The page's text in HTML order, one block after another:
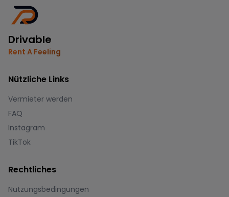
Drivable
Rent A Feeling
Nützliche Links
Vermieter werden
FAQ
Instagram
TikTok
Rechtliches
Nutzungsbedingungen